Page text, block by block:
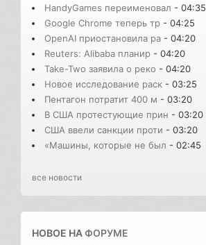
HandyGames переименовал - 04:35
Google Chrome теперь тр - 04:25
OpenAI приостановила ра - 04:20
Reuters: Alibaba планир - 04:20
Take-Two заявила о реко - 04:20
Новое исследование раск - 03:25
Пентагон потратит 400 м - 03:20
В США протестующие прин - 03:20
США ввели санкции проти - 03:20
«Машины, которые не был - 02:45
все новости
НОВОЕ НАФОРУМЕ